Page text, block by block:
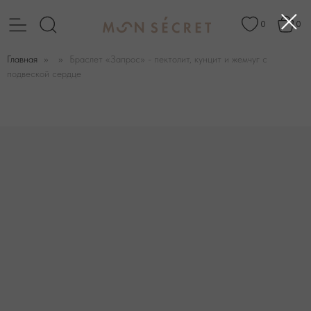
Главная
Браслет «Запрос» - пектолит, кунцит и жемчуг с
подвеской сердце